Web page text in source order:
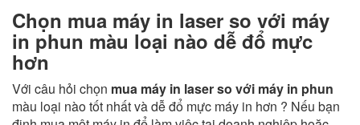
Chọn mua máy in laser so với máy
in phun màu loại nào dễ đổ mực
hơn
Với câu hỏi chọn mua máy in laser so với máy in phun
màu loại nào tốt nhất và dễ đổ mực máy in hơn ? Nếu bạn